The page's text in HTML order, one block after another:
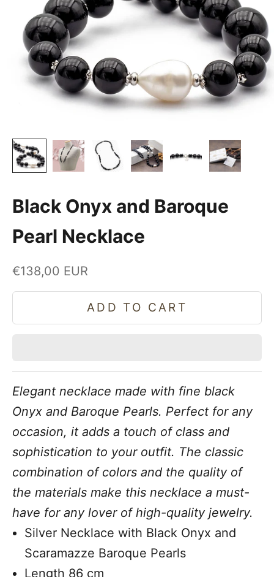
Black Onyx and Baroque
Pearl Necklace
Sale price
€138,00 EUR
ADD TO CART
Elegant necklace made with fine black
Onyx and Baroque Pearls. Perfect for any
occasion, it adds a touch of class and
sophistication to your outfit. The classic
combination of colors and the quality of
the materials make this necklace a must-
have for any lover of high-quality jewelry.
Silver Necklace with Black Onyx and
Scaramazze Baroque Pearls
Length 86 cm